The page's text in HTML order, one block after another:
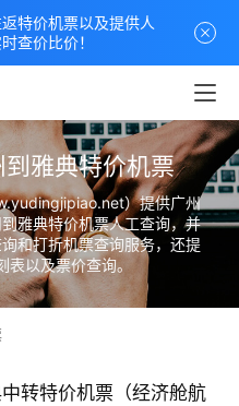
雅典特价机票
）提供广州
雅典特价机票人工查询，并
和打折机票查询服务，还提
表以及票价查询。
转特价机票（经济舱航
特价机票以及提供人
查价比价！